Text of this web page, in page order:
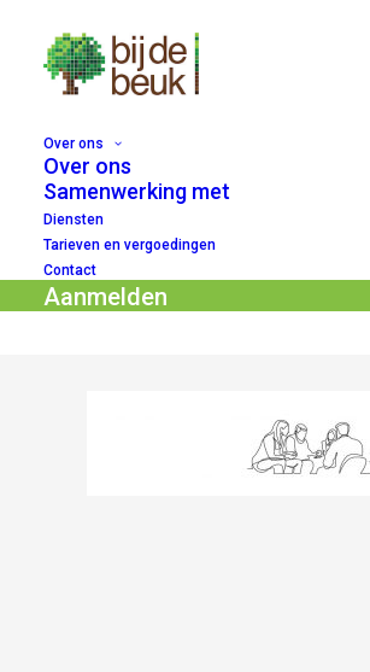
Over ons
Over ons
Samenwerking met
Diensten
Tarieven en vergoedingen
Contact
Aanmelden